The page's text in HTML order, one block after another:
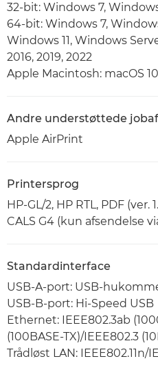
32-bit: Windows 7,
64-bit: Windows 7,
Windows 11, Windows
2016, 2019, 2022
Apple Macintosh: macOS
Andre understøttede
Apple AirPrint
Printersprog
HP-GL/2, HP RTL, PDF (ver.
CALS G4 (kun afsendelse
Standardinterface
USB-A-port: USB-
USB-B-port: Hi-Speed USB
Ethernet: IEEE802.3ab
(100BASE-TX)/IEEE802.3
Trådløst LAN: IEEE802.11n/